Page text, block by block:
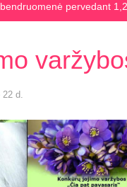
pervedant
22 d.